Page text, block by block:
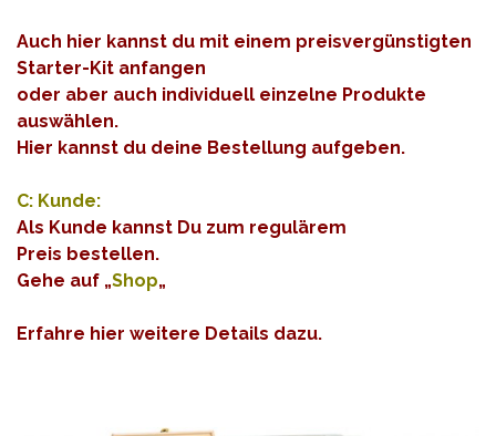
Auch hier kannst du mit einem preisvergünstigten
Starter-Kit anfangen
oder aber auch individuell einzelne Produkte
auswählen.
Hier kannst du deine Bestellung aufgeben.
C: Kunde:
Als Kunde kannst Du zum regulärem
Preis bestellen.
Gehe auf „Shop„
Erfahre hier weitere Details dazu.